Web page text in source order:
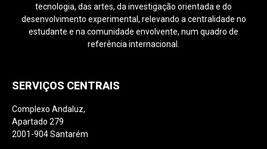
tecnologia, das artes, da investigação orientada e do
desenvolvimento experimental, relevando a centralidade no
estudante e na comunidade envolvente, num quadro de
referência internacional.
SERVIÇOS CENTRAIS
Complexo Andaluz,
Apartado 279
2001-904 Santarém